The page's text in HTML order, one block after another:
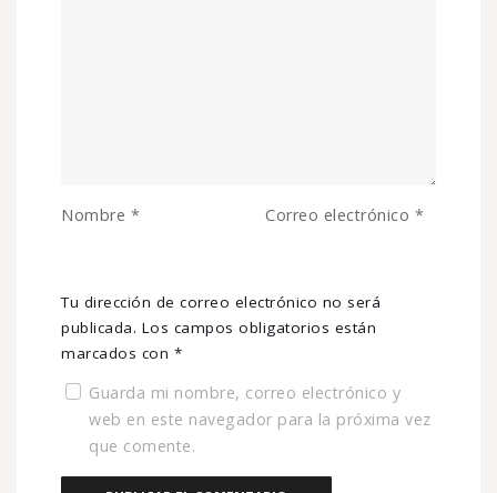
Tu dirección de correo electrónico no será
publicada. Los campos obligatorios están
marcados con *
Nombre * Correo electrónico *
Guarda mi nombre, correo electrónico y
web en este navegador para la próxima vez
que comente.